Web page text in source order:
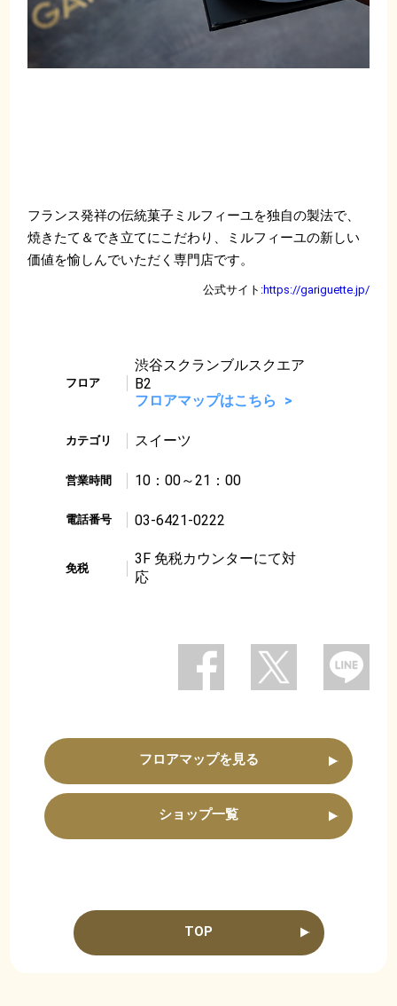
フランス発祥の伝統菓子ミルフィーユを独自の製法で、
焼きたて＆でき立てにこだわり、ミルフィーユの新しい
価値を愉しんでいただく専門店です。
公式サイト:https://gariguette.jp/
フロア
渋谷スクランブルスクエア
B2
フロアマップはこちら
カテゴリ スイーツ
営業時間 10：00～21：00
電話番号 03-6421-0222
免税
3F 免税カウンターにて対
応
フロアマップを見る
ショップ一覧
TOP